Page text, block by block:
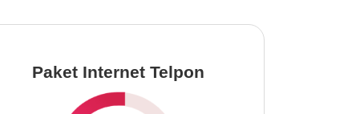
Paket Internet Telpon